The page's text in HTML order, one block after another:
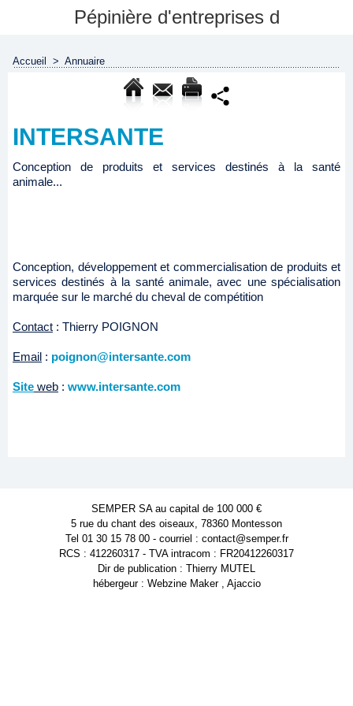
Pépinière d'entreprises d
Accueil > Annuaire
INTERSANTE
Conception de produits et services destinés à la santé
animale...
Conception, développement et commercialisation de produits et
services destinés à la santé animale, avec une spécialisation
marquée sur le marché du cheval de compétition
Contact : Thierry POIGNON
Email : poignon@intersante.com
Site web : www.intersante.com
SEMPER SA au capital de 100 000 €
5 rue du chant des oiseaux, 78360 Montesson
Tel 01 30 15 78 00 - courriel : contact@semper.fr
RCS : 412260317 - TVA intracom : FR20412260317
Dir de publication : Thierry MUTEL
hébergeur : Webzine Maker , Ajaccio